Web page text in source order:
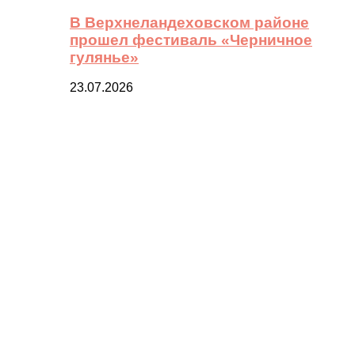
В Верхнеландеховском районе
прошел фестиваль «Черничное
гулянье»
23.07.2026